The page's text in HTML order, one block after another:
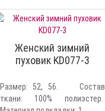
Женский зимний
пуховик KD077-3
Размер: 52, 56. Состав
ткани: 100% полиэстер.